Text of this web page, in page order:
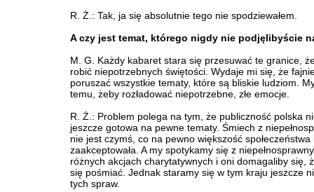
R. Ż.: Tak, ja się absolutnie tego nie spodziewałem.
A czy jest temat, którego nigdy nie podjęlibyście
M. G. Każdy kabaret stara się przesuwać te granice,
robić niepotrzebnych świętości. Wydaje mi się, że
poruszać wszystkie tematy, które są bliskie ludziom.
temu, żeby rozładować niepotrzebne, złe emocje.
R. Ż.: Problem polega na tym, że publiczność polska
jeszcze gotowa na pewne tematy. Śmiech z
nie jest czymś, co na pewno większość społeczeństwa
zaakceptowała. A my spotykamy się z
różnych akcjach charytatywnych i oni domagaliby się,
się pośmiać. Jednak staramy się w tym kraju jeszcze
tych spraw.